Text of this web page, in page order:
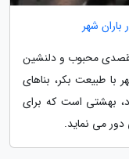
شهر
مقصدی محبوب و دلنشین
با طبیعت بکر، بناهای
بهشتی است که برای
دور می نماید.